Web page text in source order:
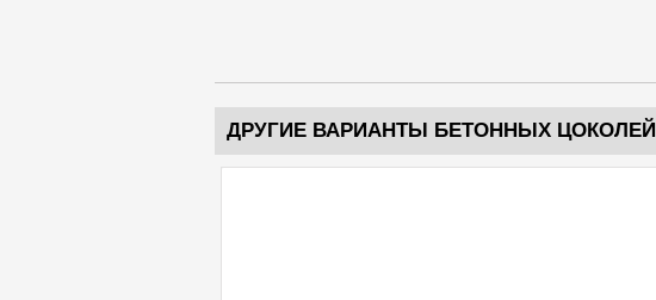
ДРУГИЕ ВАРИАНТЫ БЕТОННЫХ ЦОКОЛЕЙ